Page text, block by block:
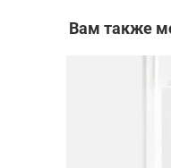
Вам также